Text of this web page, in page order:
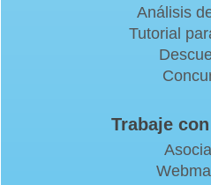
Análisis
Tutorial
Trabaje